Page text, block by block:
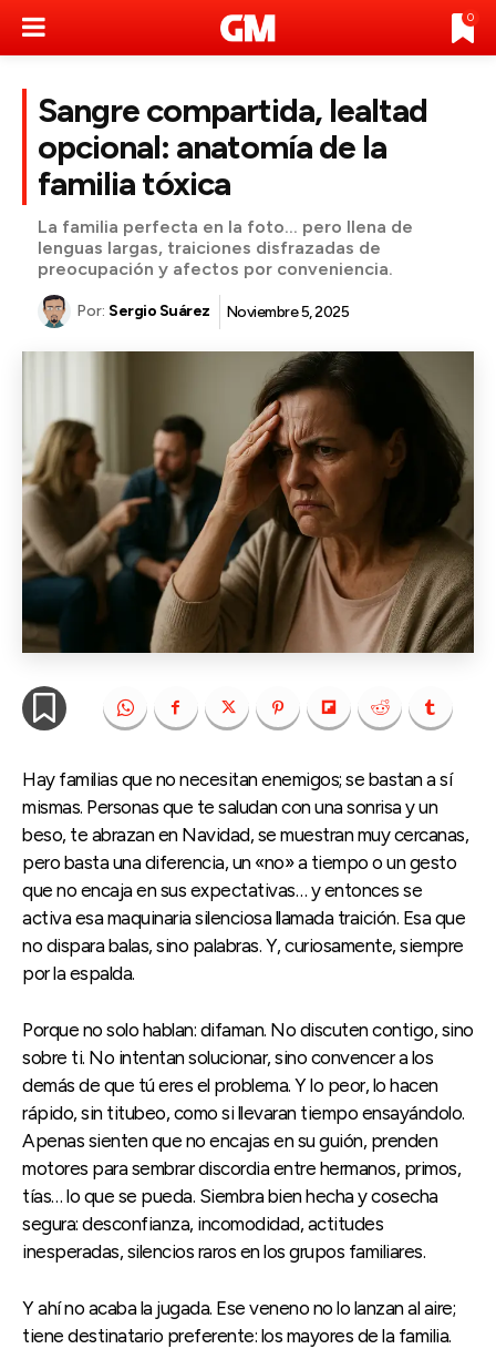
0
Sangre compartida, lealtad
opcional: anatomía de la
familia tóxica
La familia perfecta en la foto… pero llena de
lenguas largas, traiciones disfrazadas de
preocupación y afectos por conveniencia.
Por: Sergio Suárez Noviembre 5, 2025
Hay familias que no necesitan enemigos; se bastan a sí
mismas. Personas que te saludan con una sonrisa y un
beso, te abrazan en Navidad, se muestran muy cercanas,
pero basta una diferencia, un «no» a tiempo o un gesto
que no encaja en sus expectativas… y entonces se
activa esa maquinaria silenciosa llamada traición. Esa que
no dispara balas, sino palabras. Y, curiosamente, siempre
por la espalda.
Porque no solo hablan: difaman. No discuten contigo, sino
sobre ti. No intentan solucionar, sino convencer a los
demás de que tú eres el problema. Y lo peor, lo hacen
rápido, sin titubeo, como si llevaran tiempo ensayándolo.
Apenas sienten que no encajas en su guión, prenden
motores para sembrar discordia entre hermanos, primos,
tías… lo que se pueda. Siembra bien hecha y cosecha
segura: desconfianza, incomodidad, actitudes
inesperadas, silencios raros en los grupos familiares.
Y ahí no acaba la jugada. Ese veneno no lo lanzan al aire;
tiene destinatario preferente: los mayores de la familia.